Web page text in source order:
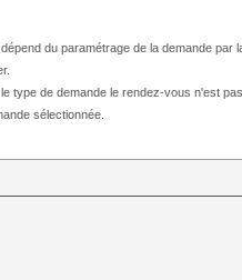
du paramétrage de la demande par
type de demande le rendez-vous n'est
sélectionnée.